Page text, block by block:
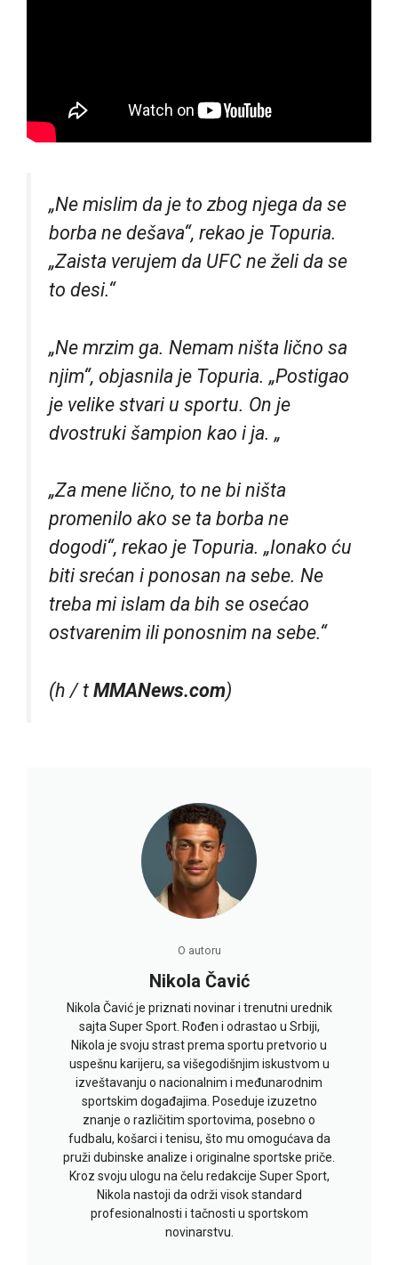
„Ne mislim da je to zbog njega da se
borba ne dešava“, rekao je Topuria.
„Zaista verujem da UFC ne želi da se
to desi.“
„Ne mrzim ga. Nemam ništa lično sa
njim“, objasnila je Topuria. „Postigao
je velike stvari u sportu. On je
dvostruki šampion kao i ja. „
„Za mene lično, to ne bi ništa
promenilo ako se ta borba ne
dogodi“, rekao je Topuria. „Ionako ću
biti srećan i ponosan na sebe. Ne
treba mi islam da bih se osećao
ostvarenim ili ponosnim na sebe.“
(h / t MMANews.com)
O autoru
Nikola Čavić
Nikola Čavić je priznati novinar i trenutni urednik
sajta Super Sport. Rođen i odrastao u Srbiji,
Nikola je svoju strast prema sportu pretvorio u
uspešnu karijeru, sa višegodišnjim iskustvom u
izveštavanju o nacionalnim i međunarodnim
sportskim događajima. Poseduje izuzetno
znanje o različitim sportovima, posebno o
fudbalu, košarci i tenisu, što mu omogućava da
pruži dubinske analize i originalne sportske priče.
Kroz svoju ulogu na čelu redakcije Super Sport,
Nikola nastoji da održi visok standard
profesionalnosti i tačnosti u sportskom
novinarstvu.